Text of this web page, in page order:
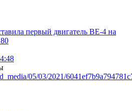
первый двигатель BE-4 на
05/03/2021/